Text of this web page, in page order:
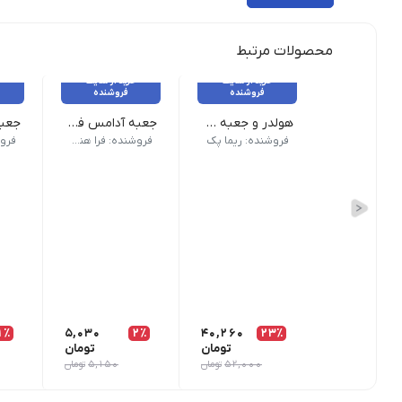
محصولات مرتبط
خرید از سایت
فروشنده
هولدر و جعبه دوتایی لیوان بسته 200 عددی - عرض ۱۰ - طول ۱۷/۵ - ارتفاع ۲۰
فروشنده: ریما پک
23٪
40,260
تومان
52,000 تومان
خرید از سایت
فروشنده
جعبه آدامس فلیپ تاپ و شیکر تاپ chewing gum box
فروشنده: فرا هنر نوین
2٪
5,030
تومان
5,150 تومان